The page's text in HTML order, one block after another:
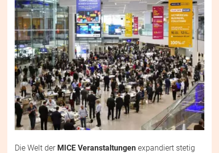
Die Welt der MICE Veranstaltungen expandiert stetig